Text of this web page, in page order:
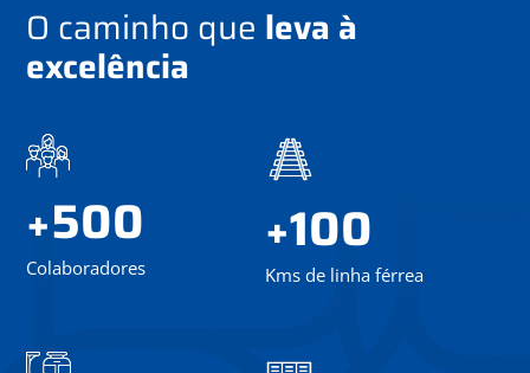
O caminho que leva à
excelência
+500
Colaboradores
+100
Kms de linha férrea